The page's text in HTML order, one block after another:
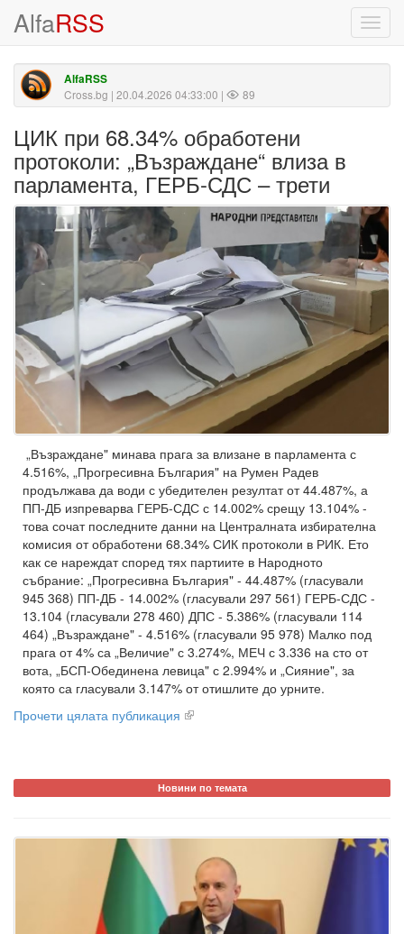
AlfaRSS
AlfaRSS
Cross.bg | 20.04.2026 04:33:00 | 89
ЦИК при 68.34% обработени
протоколи: „Възраждане“ влиза в
парламента, ГЕРБ-СДС – трети
„Възраждане" минава прага за влизане в парламента с
4.516%, „Прогресивна България" на Румен Радев
продължава да води с убедителен резултат от 44.487%, а
ПП-ДБ изпреварва ГЕРБ-СДС с 14.002% срещу 13.104% -
това сочат последните данни на Централната избирателна
комисия от обработени 68.34% СИК протоколи в РИК. Ето
как се нареждат според тях партиите в Народното
събрание: „Прогресивна България" - 44.487% (гласували
945 368) ПП-ДБ - 14.002% (гласували 297 561) ГЕРБ-СДС -
13.104 (гласували 278 460) ДПС - 5.386% (гласували 114
464) „Възраждане" - 4.516% (гласували 95 978) Малко под
прага от 4% са „Величие" с 3.274%, МЕЧ с 3.336 на сто от
вота, „БСП-Обединена левица" с 2.994% и „Сияние", за
която са гласували 3.147% от отишлите до урните.
Прочети цялата публикация
Новини по темата